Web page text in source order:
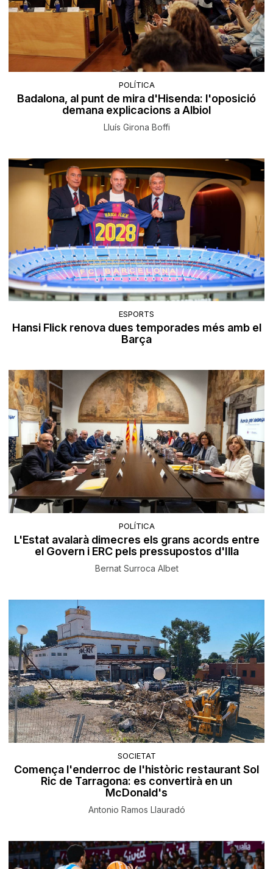
POLÍTICA
Badalona, al punt de mira d'Hisenda: l'oposició
demana explicacions a Albiol
Lluís Girona Boffi
ESPORTS
Hansi Flick renova dues temporades més amb el
Barça
POLÍTICA
L'Estat avalarà dimecres els grans acords entre
el Govern i ERC pels pressupostos d'Illa
Bernat Surroca Albet
SOCIETAT
Comença l'enderroc de l'històric restaurant Sol
Ric de Tarragona: es convertirà en un
McDonald's
Antonio Ramos Llauradó